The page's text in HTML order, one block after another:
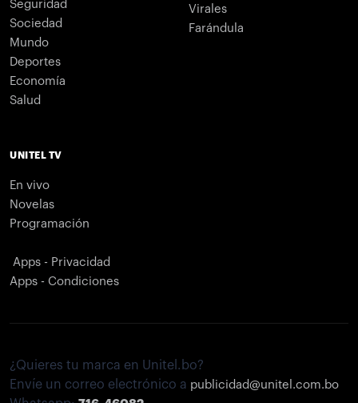
Seguridad
Sociedad
Mundo
Deportes
Economía
Salud
Virales
Farándula
UNITEL TV
En vivo
Novelas
Programación
Apps - Privacidad
Apps - Condiciones
¿Quieres tu marca en Unitel.bo?
Envíe un correo electrónico a publicidad@unitel.com.bo